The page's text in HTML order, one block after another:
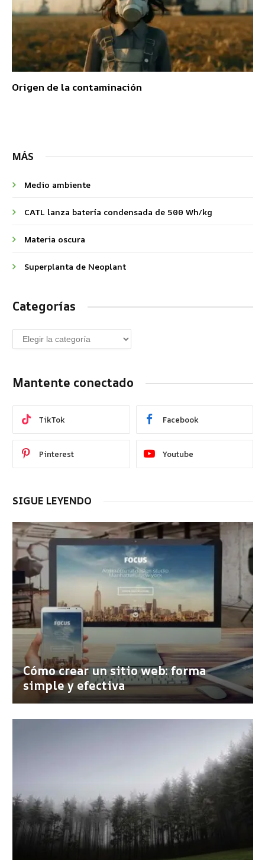
Origen de la contaminación
MÁS
Medio ambiente
CATL lanza batería condensada de 500 Wh/kg
Materia oscura
Superplanta de Neoplant
Categorías
Mantente conectado
TikTok Facebook
Pinterest Youtube
SIGUE LEYENDO
Cómo crear un sitio web: forma
simple y efectiva